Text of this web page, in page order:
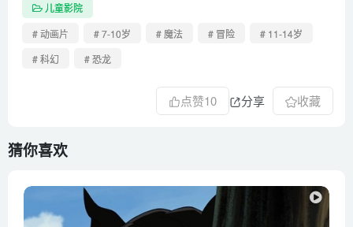
儿童影院
# 动画片
# 7-10岁 # 魔法 # 冒险
# 11-14岁
# 科幻
# 恐龙
点赞10 分享 收藏
猜你喜欢